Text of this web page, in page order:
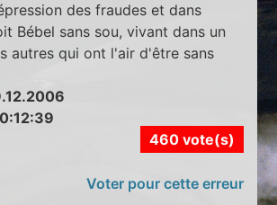
des fraudes et dans
Bébel sans sou, vivant dans un
autres qui ont l'air d'être sans
460 vote(s)
Voter pour cette erreur